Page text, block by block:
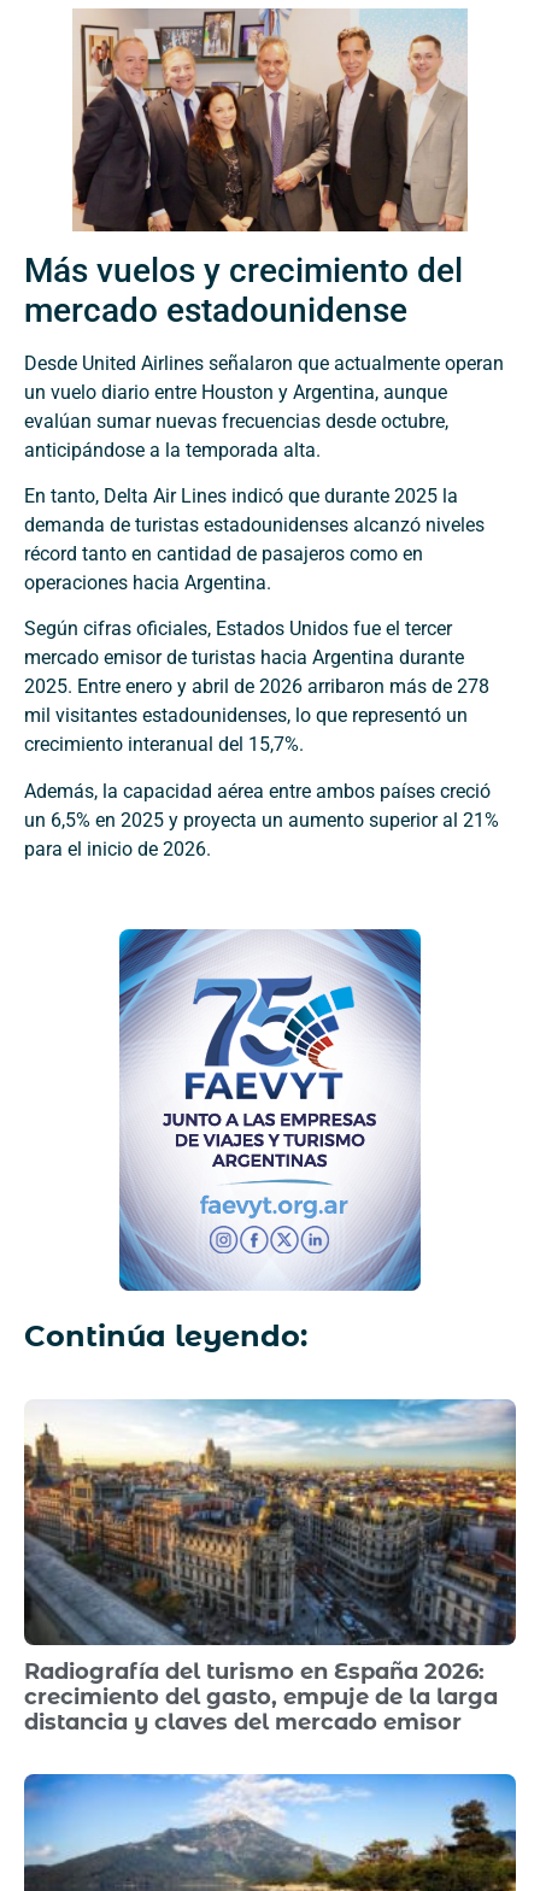
Más vuelos y crecimiento del
mercado estadounidense
Desde United Airlines señalaron que actualmente operan
un vuelo diario entre Houston y Argentina, aunque
evalúan sumar nuevas frecuencias desde octubre,
anticipándose a la temporada alta.
En tanto, Delta Air Lines indicó que durante 2025 la
demanda de turistas estadounidenses alcanzó niveles
récord tanto en cantidad de pasajeros como en
operaciones hacia Argentina.
Según cifras oficiales, Estados Unidos fue el tercer
mercado emisor de turistas hacia Argentina durante
2025. Entre enero y abril de 2026 arribaron más de 278
mil visitantes estadounidenses, lo que representó un
crecimiento interanual del 15,7%.
Además, la capacidad aérea entre ambos países creció
un 6,5% en 2025 y proyecta un aumento superior al 21%
para el inicio de 2026.
Continúa leyendo:
Radiografía del turismo en España 2026:
crecimiento del gasto, empuje de la larga
distancia y claves del mercado emisor